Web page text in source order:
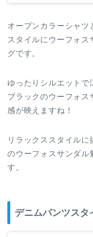
オープンカラーシャツ
スタイルにウーフォス
グです。
ゆったりシルエットで
ブラックのウーフォス
感が映えますね！
リラックススタイル
のウーフォスサンダル
す。
デニムパンツスタ